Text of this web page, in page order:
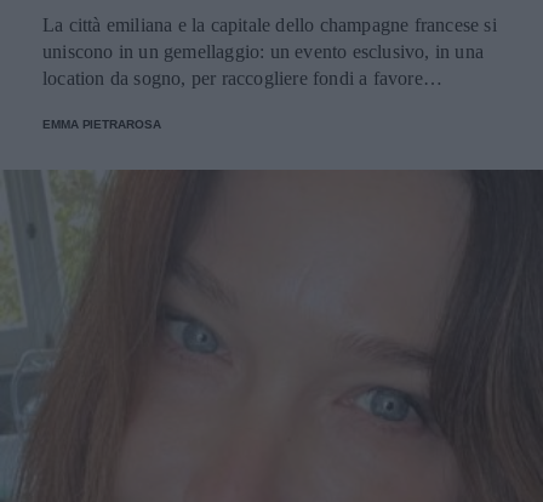
La città emiliana e la capitale dello champagne francese si
uniscono in un gemellaggio: un evento esclusivo, in una
location da sogno, per raccogliere fondi a favore
EMMA PIETRAROSA